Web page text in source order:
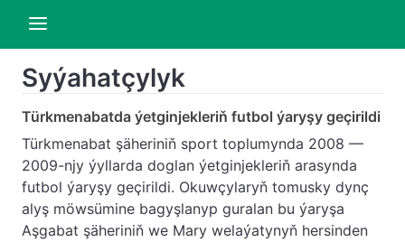
Syýahatçylyk
Türkmenabatda ýetginjekleriň futbol ýaryşy geçirildi
Türkmenabat şäheriniň sport toplumynda 2008 —
2009-njy ýyllarda doglan ýetginjekleriň arasynda
futbol ýaryşy geçirildi. Okuwçylaryň tomusky dynç
alyş möwsümine bagyşlanyp guralan bu ýaryşa
Aşgabat şäheriniň we Mary welaýatynyň hersinden